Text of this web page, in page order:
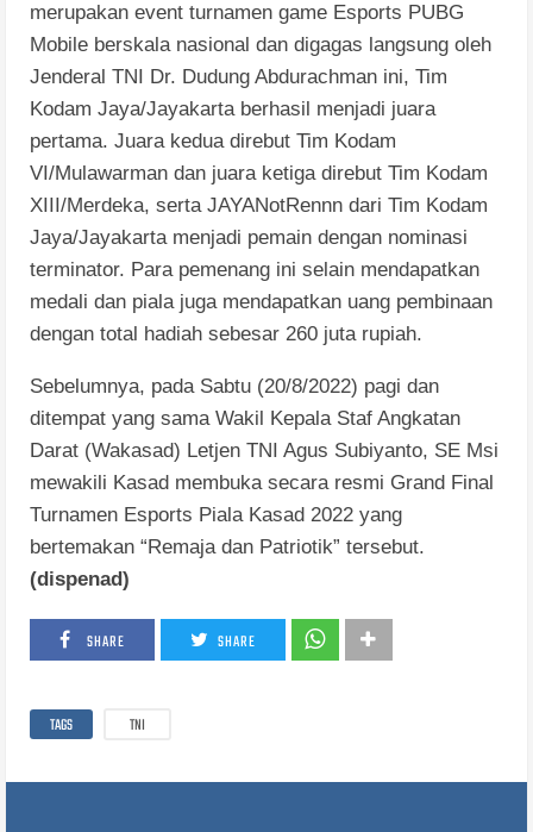
merupakan event turnamen game Esports PUBG
Mobile berskala nasional dan digagas langsung oleh
Jenderal TNI Dr. Dudung Abdurachman ini, Tim
Kodam Jaya/Jayakarta berhasil menjadi juara
pertama. Juara kedua direbut Tim Kodam
VI/Mulawarman dan juara ketiga direbut Tim Kodam
XIII/Merdeka, serta JAYANotRennn dari Tim Kodam
Jaya/Jayakarta menjadi pemain dengan nominasi
terminator. Para pemenang ini selain mendapatkan
medali dan piala juga mendapatkan uang pembinaan
dengan total hadiah sebesar 260 juta rupiah.
Sebelumnya, pada Sabtu (20/8/2022) pagi dan
ditempat yang sama Wakil Kepala Staf Angkatan
Darat (Wakasad) Letjen TNI Agus Subiyanto, SE Msi
mewakili Kasad membuka secara resmi Grand Final
Turnamen Esports Piala Kasad 2022 yang
bertemakan “Remaja dan Patriotik” tersebut.
(dispenad)
SHARE SHARE
TAGS TNI